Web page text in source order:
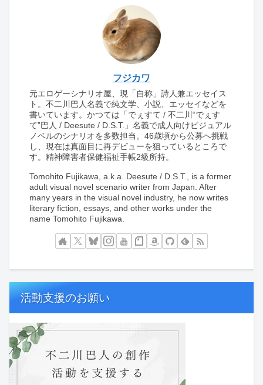
フジカワ
元エロゲーシナリオ屋、現「自称」詩人兼エッセイス
ト。不二川巴人名義で純文学、小説、エッセイなどを
書いています。かつては「でぇすて / 不二川“でぇす
て”巴人 / Deesute / D.S.T.」名義で成人向けビジュアル
ノベルのシナリオを多数担当。46歳頃から公募へ挑戦
し、現在は真面目に再デビューを狙っているところで
す。精神障害者保健福祉手帳2級所持。
Tomohito Fujikawa, a.k.a. Deesute / D.S.T., is a former
adult visual novel scenario writer from Japan. After
many years in the visual novel industry, he now writes
literary fiction, essays, and other works under the
name Tomohito Fujikawa.
活動支援のお願い